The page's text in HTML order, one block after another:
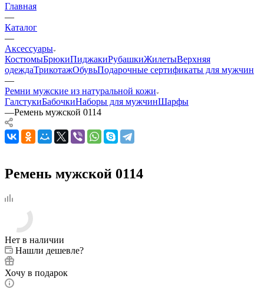
Главная
—
Каталог
—
Аксессуары
КостюмыБрюкиПиджакиРубашкиЖилетыВерхняя
одеждаТрикотажОбувьПодарочные сертификаты для мужчин
—
Ремни мужские из натуральной кожи
ГалстукиБабочкиНаборы для мужчинШарфы
—Ремень мужской 0114
Ремень мужской 0114
Нет в наличии
Нашли дешевле?
Хочу в подарок